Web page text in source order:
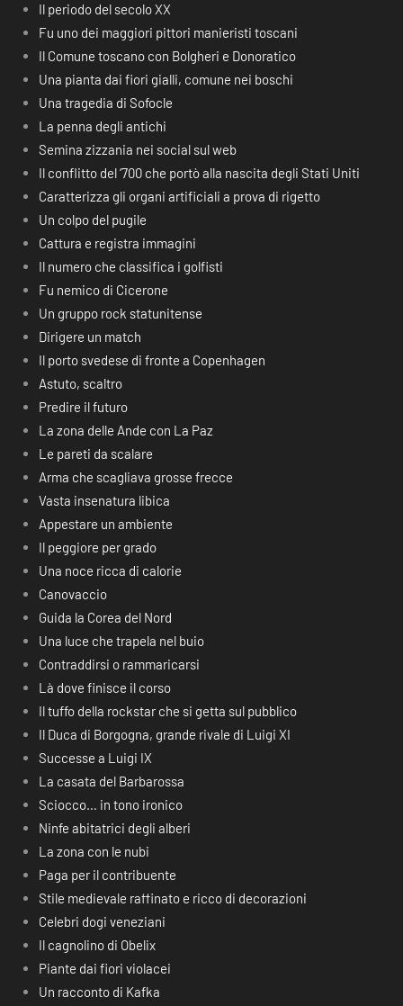
Il periodo del secolo XX
Fu uno dei maggiori pittori manieristi toscani
Il Comune toscano con Bolgheri e Donoratico
Una pianta dai fiori gialli, comune nei boschi
Una tragedia di Sofocle
La penna degli antichi
Semina zizzania nei social sul web
Il conflitto del ‘700 che portò alla nascita degli Stati Uniti
Caratterizza gli organi artificiali a prova di rigetto
Un colpo del pugile
Cattura e registra immagini
Il numero che classifica i golfisti
Fu nemico di Cicerone
Un gruppo rock statunitense
Dirigere un match
Il porto svedese di fronte a Copenhagen
Astuto, scaltro
Predire il futuro
La zona delle Ande con La Paz
Le pareti da scalare
Arma che scagliava grosse frecce
Vasta insenatura libica
Appestare un ambiente
Il peggiore per grado
Una noce ricca di calorie
Canovaccio
Guida la Corea del Nord
Una luce che trapela nel buio
Contraddirsi o rammaricarsi
Là dove finisce il corso
Il tuffo della rockstar che si getta sul pubblico
Il Duca di Borgogna, grande rivale di Luigi XI
Successe a Luigi IX
La casata del Barbarossa
Sciocco… in tono ironico
Ninfe abitatrici degli alberi
La zona con le nubi
Paga per il contribuente
Stile medievale raffinato e ricco di decorazioni
Celebri dogi veneziani
Il cagnolino di Obelix
Piante dai fiori violacei
Un racconto di Kafka